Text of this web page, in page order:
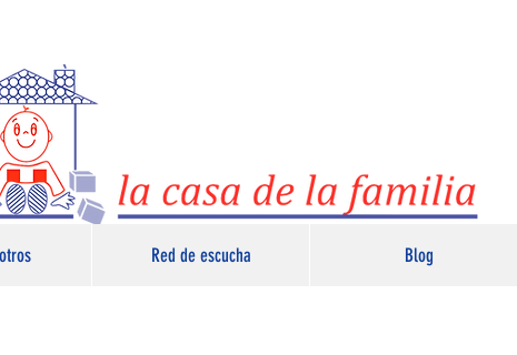
Red de escucha Blog